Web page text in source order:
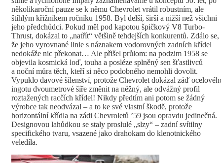
několikaroční pauze se k němu Chevrolet vrátil robustním, ale
štíhlým křižníkem ročníku 1958. Byl delší, širší a nižší než všichni
jeho předchůdci. Pokud měl pod kapotou špičkový V8 Turbo-
Thrust, dokázal to „natřít“ většině tehdejších konkurentů. Zdálo se,
že jeho vyrovnané linie s náznakem vodorovných zadních křídel
nedokáže nic překonat… Ale přišel průlom: na podzim 1958 se
objevila kosmická loď, touha a posléze splněný sen šťastlivců
a noční můra těch, kteří si něco podobného nemohli dovolit.
Vypuklo davové šílenství, protože Chevrolet dokázal záď
ingotu dvoumetrové šíře změnit na něžný, ale odvážný profil
roztažených racčích křídel! Nikdy předtím ani potom se žádný
výrobce tak neodvázal – a to ke své vlastní škodě, protože
horizontální křídla na zádi Chevroletů ’59 jsou opravdu jedinečná.
Designovou lahůdkou se staly proslulé „slzy“ – zadní svítilny
specifického tvaru, vsazené jako drahokam do klenotnického
veledíla.